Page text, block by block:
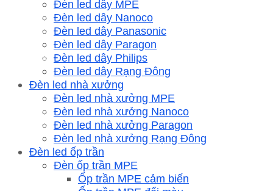
Đèn led dây MPE
Đèn led dây Nanoco
Đèn led dây Panasonic
Đèn led dây Paragon
Đèn led dây Philips
Đèn led dây Rạng Đông
Đèn led nhà xưởng
Đèn led nhà xưởng MPE
Đèn led nhà xưởng Nanoco
Đèn led nhà xưởng Paragon
Đèn led nhà xưởng Rạng Đông
Đèn led ốp trần
Đèn ốp trần MPE
Ốp trần MPE cảm biến